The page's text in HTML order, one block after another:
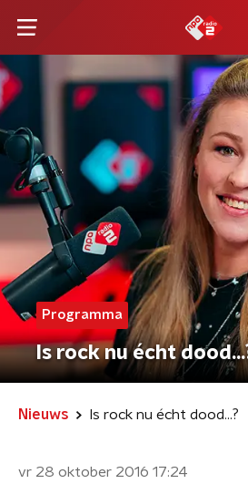
Programma
Is rock nu écht
Nieuws Is rock nu écht dood...?
vr 28 oktober 2016 17:24